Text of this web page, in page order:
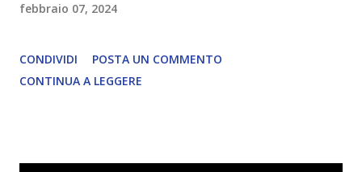
febbraio 07, 2024
CONDIVIDI
POSTA UN COMMENTO
CONTINUA A LEGGERE